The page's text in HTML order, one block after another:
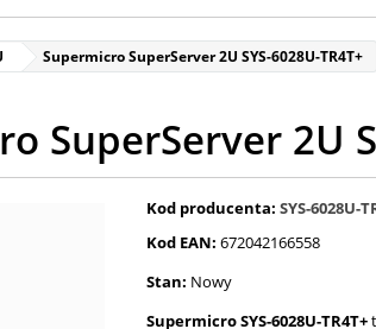
Supermicro SuperServer 2U SYS-6028U-TR4T+
SuperServer 2U
Kod producenta: SYS-6028U-
Kod EAN: 672042166558
Stan: Nowy
Supermicro SYS-6028U-TR4T+